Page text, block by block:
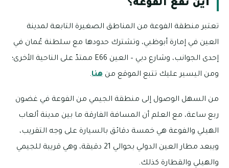
أين تقع الفوعة؟
تعتبر منطقة الفوعة من المناطق الصغيرة التابعة لمدينة
العين في إمارة أبوظبي، وتشترك حدودها مع سلطنة عُمان في
إحدى الجوانب، وشارع دبي – العين E66 ممتدّ على الناحية الأخرى؛
ومن اليسير عليك تتبع الموقع من هنا.
من السهل الوصول إلى منطقة الجيمي من الفوعة في غضون
ربع ساعة، مع العلم أن المسافة الفارقة ما بين مدينة ألعاب
الهيلي والفوعة هي خمسة دقائق بالسيارة على وجه التقريب،
ويبعد مطار العين الدولي بحوالي 21 دقيقة، وهي قريبة للجيمي
والهيلي والقطارة كذلك.